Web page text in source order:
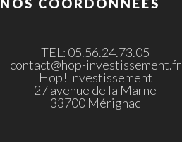
NOS COORDONNÉES
TEL: 05.56.24.73.05
contact@hop-investissement.fr
Hop! Investissement
27 avenue de la Marne
33700 Mérignac